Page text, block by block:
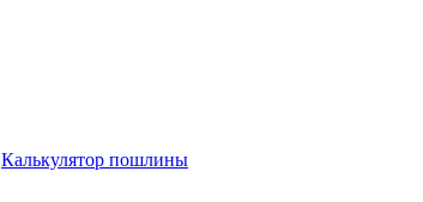
Калькулятор пошлины